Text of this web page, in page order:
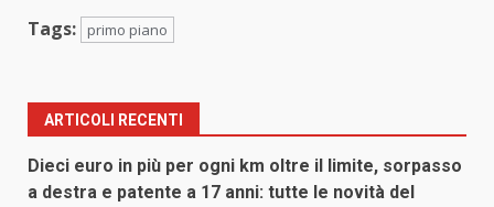
Tags: primo piano
ARTICOLI RECENTI
Dieci euro in più per ogni km oltre il limite, sorpasso
a destra e patente a 17 anni: tutte le novità del